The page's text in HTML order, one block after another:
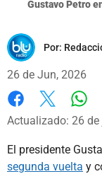
Gustavo Petro
Por:
26 de Jun, 2026
Facebook
X
Actualizado: 26 de
El presidente
segunda vuelta y